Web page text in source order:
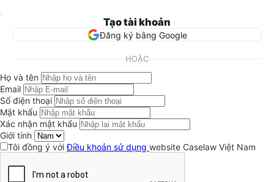
Tạo tài khoản
Đăng ký bằng Google
HOẶC
Họ và tên
Email
Số điện thoại
Mật khẩu
Xác nhận mật khẩu
Giới tính
Tôi đồng ý vớiĐiều khoản sử dụng website Caselaw Việt Nam